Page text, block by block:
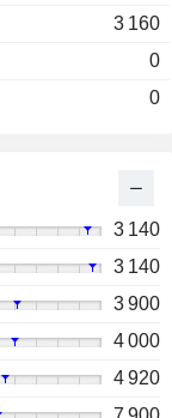
3 160
0
0
3 140
3 140
3 900
4 000
4 920